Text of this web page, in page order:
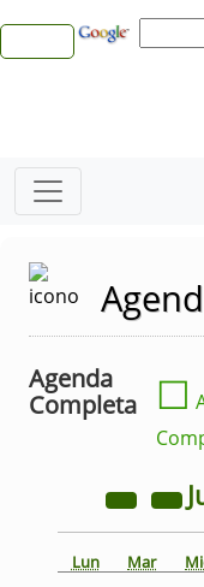
Agenda
Completa
☐
Lun Mar